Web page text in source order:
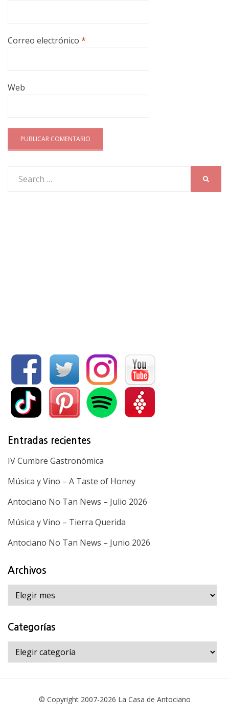
Correo electrónico *
Web
for:
Entradas recientes
IV Cumbre Gastronómica
Música y Vino – A Taste of Honey
Antociano No Tan News – Julio 2026
Música y Vino – Tierra Querida
Antociano No Tan News – Junio 2026
Archivos
Archivos
Categorías
Categorías
© Copyright 2007-2026 La Casa de Antociano